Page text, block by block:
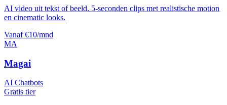
AI video uit tekst of beeld. 5-seconden clips met realistische motion
en cinematic looks.
Vanaf €10/mnd
MA
Magai
AI Chatbots
Gratis tier